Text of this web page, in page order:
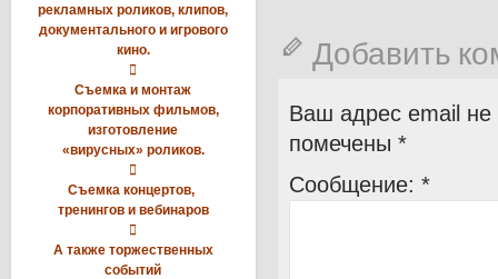
рекламных роликов, клипов,
документального и игрового
кино.

Съемка и монтаж
корпоративных фильмов,
изготовление
«вирусных» роликов.

Съемка концертов,
тренингов и вебинаров

А также торжественных
событий
Добавить
Ваш адрес email не
помечены *
Сообщение: *